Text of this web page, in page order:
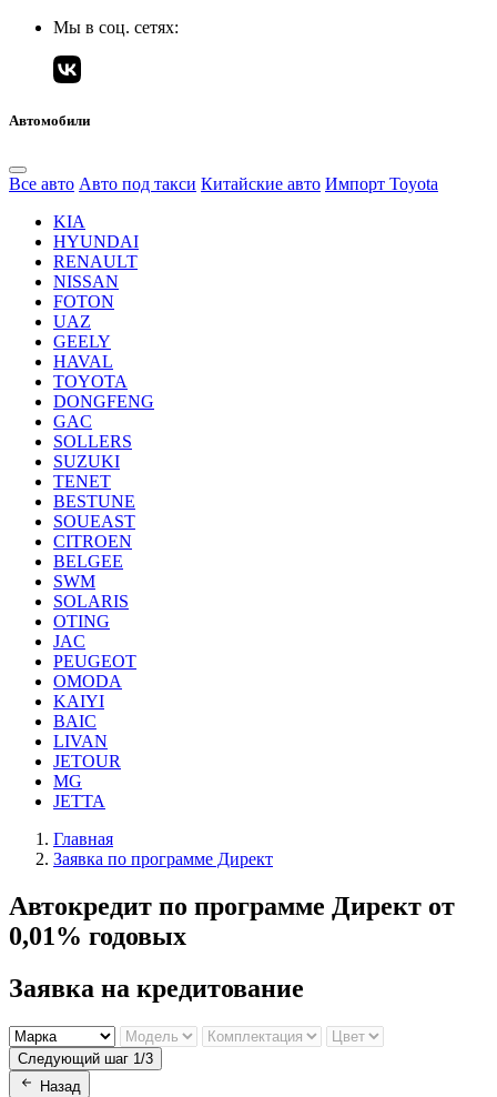
Мы в соц. сетях:
Автомобили
Все авто Авто под такси Китайские авто Импорт Toyota
KIA
HYUNDAI
RENAULT
NISSAN
FOTON
UAZ
GEELY
HAVAL
TOYOTA
DONGFENG
GAC
SOLLERS
SUZUKI
TENET
BESTUNE
SOUEAST
CITROEN
BELGEE
SWM
SOLARIS
OTING
JAC
PEUGEOT
OMODA
KAIYI
BAIC
LIVAN
JETOUR
MG
JETTA
Главная
Заявка по программе Директ
Автокредит по программе Директ от
0,01% годовых
Заявка на кредитование
Следующий шаг 1/3
Назад